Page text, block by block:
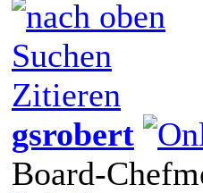
Suchen
Zitieren
gsrobert
Board-